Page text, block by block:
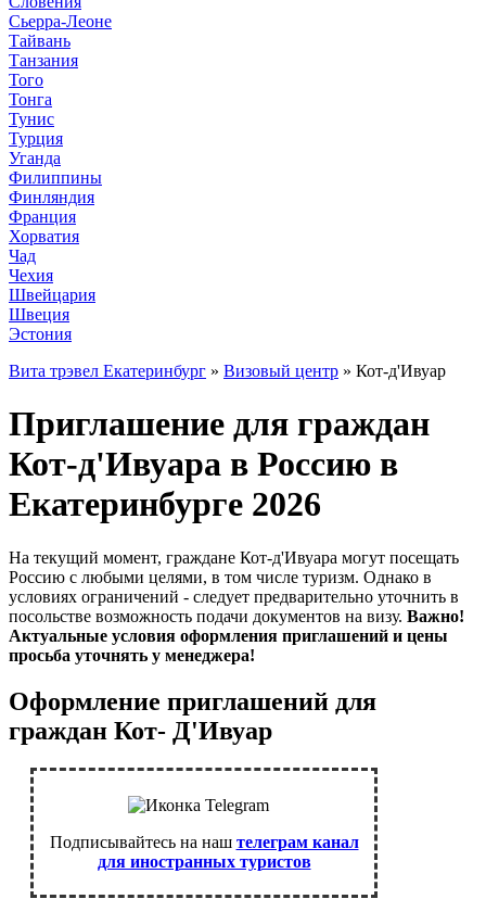
Сьерра-Леоне
Тайвань
Танзания
Того
Тонга
Тунис
Турция
Уганда
Филиппины
Финляндия
Франция
Хорватия
Чад
Чехия
Швейцария
Швеция
Эстония
Вита трэвел Екатеринбург » Визовый центр » Кот-д'Ивуар
Приглашение для граждан
Кот-д'Ивуара в Россию в
Екатеринбурге 2026
На текущий момент, граждане Кот-д'Ивуара могут посещать
Россию с любыми целями, в том числе туризм. Однако в
условиях ограничений - следует предварительно уточнить в
посольстве возможность подачи документов на визу. Важно!
Актуальные условия оформления приглашений и цены
просьба уточнять у менеджера!
Оформление приглашений для
граждан Кот- Д'Ивуар
Подписывайтесь на наш телеграм канал
для иностранных туристов